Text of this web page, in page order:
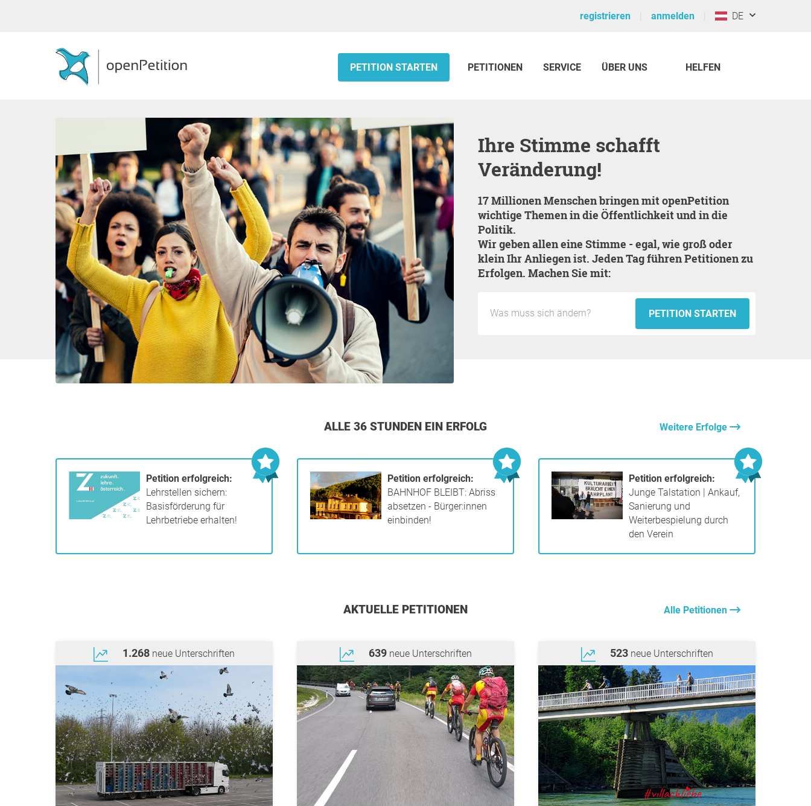
registrieren anmelden DE
PETITION STARTEN PETITIONEN SERVICE ÜBER UNS HELFEN
Ihre Stimme schafft
Veränderung!
17 Millionen Menschen bringen mit openPetition
wichtige Themen in die Öffentlichkeit und in die
Politik.
Wir geben allen eine Stimme - egal, wie groß oder
klein Ihr Anliegen ist. Jeden Tag führen Petitionen zu
Erfolgen. Machen Sie mit:
PETITION STARTEN
ALLE 36 STUNDEN EIN ERFOLG Weitere Erfolge
Petition erfolgreich:
Lehrstellen sichern:
Basisförderung für
Lehrbetriebe erhalten!
Petition erfolgreich:
BAHNHOF BLEIBT: Abriss
absetzen - Bürger:innen
einbinden!
Petition erfolgreich:
Junge Talstation | Ankauf,
Sanierung und
Weiterbespielung durch
den Verein
AKTUELLE PETITIONEN Alle Petitionen
1.268 neue Unterschriften 639neue Unterschriften 523neue Unterschriften